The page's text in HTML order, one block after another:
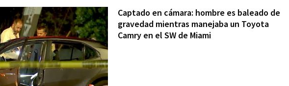
Captado en cámara: hombre es baleado de
gravedad mientras manejaba un Toyota
Camry en el SW de Miami